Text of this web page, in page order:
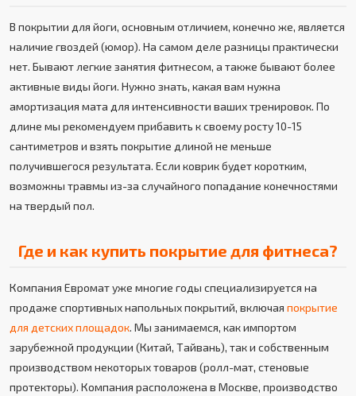
В покрытии для йоги, основным отличием, конечно же, является
наличие гвоздей (юмор). На самом деле разницы практически
нет. Бывают легкие занятия фитнесом, а также бывают более
активные виды йоги. Нужно знать, какая вам нужна
амортизация мата для интенсивности ваших тренировок. По
длине мы рекомендуем прибавить к своему росту 10-15
сантиметров и взять покрытие длиной не меньше
получившегося результата. Если коврик будет коротким,
возможны травмы из-за случайного попадание конечностями
на твердый пол.
Где и как купить покрытие для фитнеса?
Компания Евромат уже многие годы специализируется на
продаже спортивных напольных покрытий, включая покрытие
для детских площадок. Мы занимаемся, как импортом
зарубежной продукции (Китай, Тайвань), так и собственным
производством некоторых товаров (ролл-мат, стеновые
протекторы). Компания расположена в Москве, производство